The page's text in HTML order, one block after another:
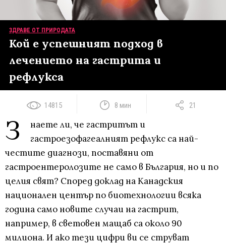
ЗДРАВЕ ОТ ПРИРОДАТА
Кой е успешният подход в
лечението на гастрита и
рефлукса
14815 8 мин 21
З
наете ли, че гастритът и
гастроезофагеалният рефлукс са най-
честите диагнози, поставяни от
гастроентеролозите не само в България, но и по
целия свят? Според доклад на Канадския
национален център по биотехнологии всяка
година само новите случаи на гастрит,
например, в световен мащаб са около 90
милиона. И ако тези цифри ви се струват